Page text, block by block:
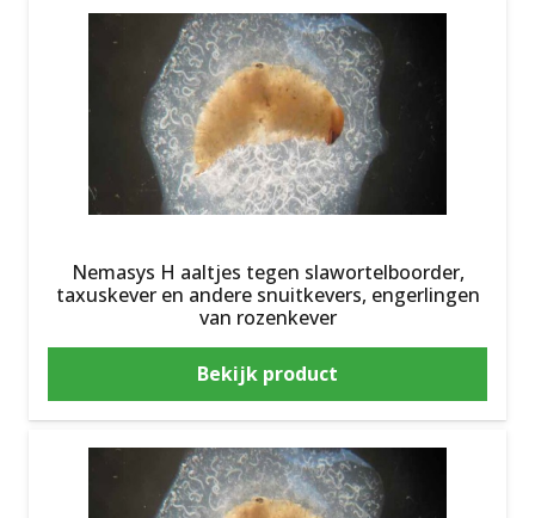
Nemasys H aaltjes tegen slawortelboorder,
taxuskever en andere snuitkevers, engerlingen
van rozenkever
Bekijk product